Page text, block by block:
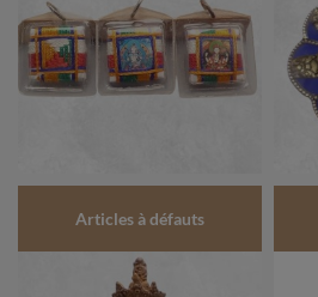
Articles à défauts